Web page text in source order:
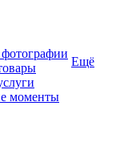
моменты
Ещё